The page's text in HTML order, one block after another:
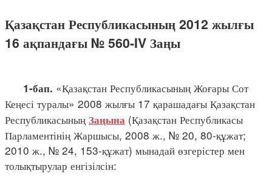
Қазақстан Республикасының 2012 жылғы
16 ақпандағы № 560-IV Заңы
1-бап. «Қазақстан Республикасының Жоғары Сот
Кеңесі туралы» 2008 жылғы 17 қарашадағы Қазақстан
Республикасының Заңына (Қазақстан Республикасы
Парламентінің Жаршысы, 2008 ж., № 20, 80-құжат;
2010 ж., № 24, 153-құжат) мынадай өзгерістер мен
толықтырулар енгізілсін: